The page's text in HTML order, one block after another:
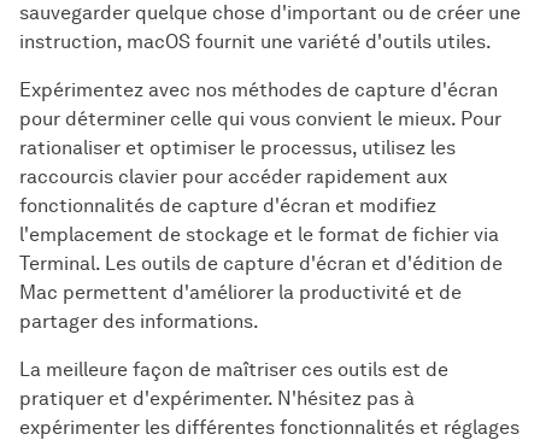
sauvegarder quelque chose d'important ou de créer une
instruction, macOS fournit une variété d'outils utiles.
Expérimentez avec nos méthodes de capture d'écran
pour déterminer celle qui vous convient le mieux. Pour
rationaliser et optimiser le processus, utilisez les
raccourcis clavier pour accéder rapidement aux
fonctionnalités de capture d'écran et modifiez
l'emplacement de stockage et le format de fichier via
Terminal. Les outils de capture d'écran et d'édition de
Mac permettent d'améliorer la productivité et de
partager des informations.
La meilleure façon de maîtriser ces outils est de
pratiquer et d'expérimenter. N'hésitez pas à
expérimenter les différentes fonctionnalités et réglages